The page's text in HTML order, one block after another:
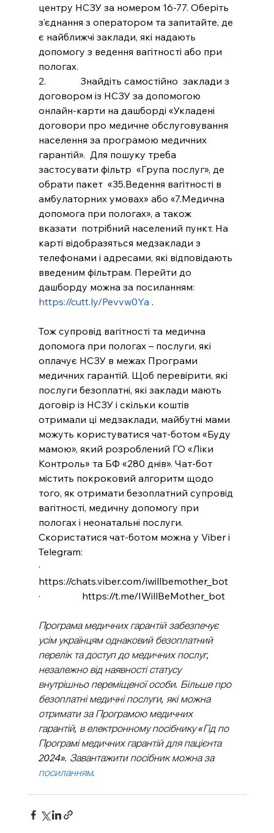
центру НСЗУ за номером 16-77. Оберіть
з’єднання з оператором та запитайте, де
є найближчі заклади, які надають
допомогу з ведення вагітності або при
пологах.
2.              Знайдіть самостійно  заклади з
договором із НСЗУ за допомогою
онлайн-карти на дашборді «Укладені
договори про медичне обслуговування
населення за програмою медичних
гарантій».  Для пошуку треба
застосувати фільтр  «Група послуг», де
обрати пакет  «35.Ведення вагітності в
амбулаторних умовах» або «7.Медична
допомога при пологах», а також
вказати  потрібний населений пункт. На
карті відобразяться медзаклади з
телефонами і адресами, які відповідають
введеним фільтрам. Перейти до
дашборду можна за посиланням:
https://cutt.ly/Pevvw0Ya .
Тож супровід вагітності та медична
допомога при пологах – послуги, які
оплачує НСЗУ в межах Програми
медичних гарантій. Щоб перевірити, які
послуги безоплатні, які заклади мають
договір із НСЗУ і скільки коштів
отримали ці медзаклади, майбутні мами
можуть користуватися чат-ботом «Буду
мамою», який розроблений ГО «Ліки
Контроль» та БФ «280 днів». Чат-бот
містить покроковий алгоритм щодо
того, як отримати безоплатний супровід
вагітності, медичну допомогу при
пологах і неонатальні послуги.
Скористатися чат-ботом можна у Viber і
Telegram:
·
https://chats.viber.com/iwillbemother_bot
· https://t.me/IWillBeMother_bot
Програма медичних гарантій забезпечує
усім українцям однаковий безоплатний
перелік та доступ до медичних послуг,
незалежно від наявності статусу
внутрішньо переміщеної особи. Більше про
безоплатні медичні послуги, які можна
отримати за Програмою медичних
гарантій, в електронному посібнику «Гід по
Програмі медичних гарантій для пацієнта
2024». Завантажити посібник можна за
посиланням.